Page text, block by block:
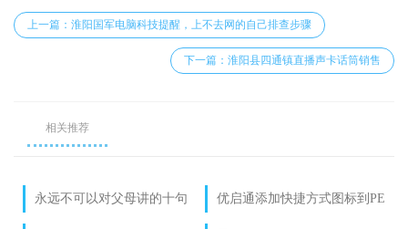
上一篇：淮阳国军电脑科技提醒，上不去网的自己排查步骤
下一篇：淮阳县四通镇直播声卡话筒销售
相关推荐
永远不可以对父母讲的十句
优启通添加快捷方式图标到PE
桌面